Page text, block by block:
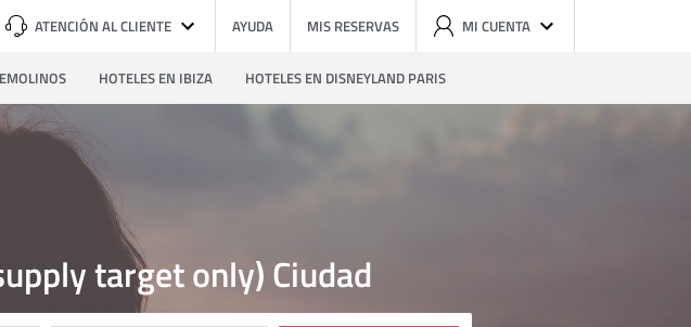
ATENCIÓN AL CLIENTE AYUDA MIS RESERVAS MI CUENTA
HOTELES EN IBIZA HOTELES EN DISNEYLAND PARIS
target only) Ciudad